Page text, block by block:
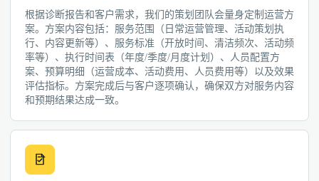
根据诊断报告和客户需求，我们的策划团队会量身定制运营方
案。方案内容包括：服务范围（日常运营管理、活动策划执
行、内容更新等）、服务标准（开放时间、清洁频次、活动频
率等）、执行时间表（年度/季度/月度计划）、人员配置方
案、预算明细（运营成本、活动费用、人员费用等）以及效果
评估指标。方案完成后与客户逐项确认，确保双方对服务内容
和预期结果达成一致。